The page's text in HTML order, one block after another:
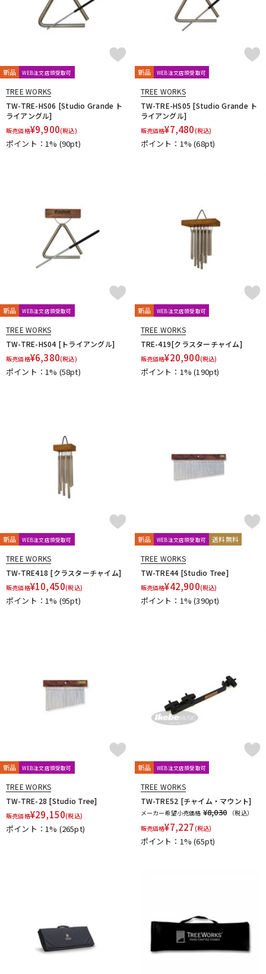
新品 WEB注文店頭受取可
TREE WORKS
TW-TRE-HS06 [Studio Grande ト
ライアングル]
販売価格¥9,900(税込)
ポイント：1% (90pt)
新品 WEB注文店頭受取可
TREE WORKS
TW-TRE-HS05 [Studio Grande ト
ライアングル]
販売価格¥7,480(税込)
ポイント：1%(68pt)
新品 WEB注文店頭受取可
TREE WORKS
TW-TRE-HS04 [トライアングル]
販売価格¥6,380(税込)
ポイント：1% (58pt)
新品 WEB注文店頭受取可
TREE WORKS
TRE-419[クラスターチャイム]
販売価格¥20,900(税込)
ポイント：1%(190pt)
新品 WEB注文店頭受取可
TREE WORKS
TW-TRE418 [クラスターチャイム]
販売価格¥10,450(税込)
ポイント：1% (95pt)
新品 WEB注文店頭受取可 送料無料
TREE WORKS
TW-TRE44 [Studio Tree]
販売価格¥42,900(税込)
ポイント：1%(390pt)
新品 WEB注文店頭受取可
TREE WORKS
TW-TRE-28 [Studio Tree]
販売価格¥29,150(税込)
ポイント：1% (265pt)
新品 WEB注文店頭受取可
TREE WORKS
TW-TRE52 [チャイム・マウント]
メーカー希望小売価格 ¥8,030
（税込）
販売価格¥7,227(税込)
ポイント：1%(65pt)